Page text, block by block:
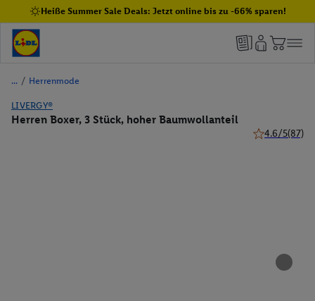
Heiße Summer Sale Deals: Jetzt online bis zu -66% sparen!
/ Herrenmode
LIVERGY®
Herren Boxer, 3 Stück, hoher Baumwollanteil
4.6/5(87)